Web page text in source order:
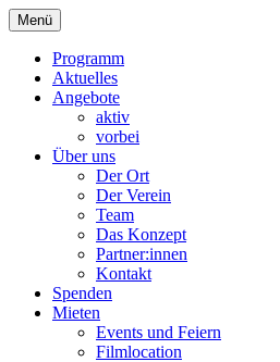
Primäres
Menü
Menü
Programm
Aktuelles
Angebote
aktiv
vorbei
Über uns
Der Ort
Der Verein
Team
Das Konzept
Partner:innen
Kontakt
Spenden
Mieten
Events und Feiern
Filmlocation